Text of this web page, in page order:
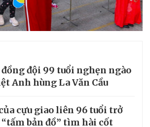
đội 99 tuổi nghẹn ngào
Anh hùng La Văn Cầu
cựu giao liên 96 tuổi trở
bản đồ” tìm hài cốt